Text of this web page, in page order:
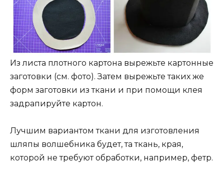
Из листа плотного картона вырежьте картонные
заготовки (см. фото). Затем вырежьте таких же
форм заготовки из ткани и при помощи клея
задрапируйте картон.
Лучшим вариантом ткани для изготовления
шляпы волшебника будет, та ткань, края,
которой не требуют обработки, например, фетр.